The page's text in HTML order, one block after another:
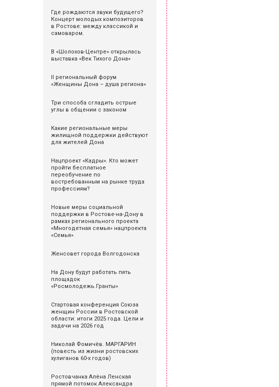
Где рождаются звуки будущего?
Концерт молодых композиторов
в Ростове: между классикой и
самоваром.
В «Шолохов-Центре» открылась
выставка «Век Тихого Дона»
II региональный форум
«Женщины Дона – душа региона»
Три способа сгладить острые
углы в общении с законом
Какие региональные меры
жилищной поддержки действуют
для жителей Дона
Нацпроект «Кадры». Кто может
пройти бесплатное
переобучение по
востребованным на рынке труда
профессиям?
Новые меры социальной
поддержки в Ростове-на-Дону в
рамках регионального проекта
«Многодетная семья» нацпроекта
«Семья»
Женсовет города Волгодонска
На Дону будут работать пять
площадок
«Росмолодежь.Гранты»
Стартовая конференция Союза
женщин России в Ростовской
области: итоги 2025 года. Цели и
задачи на 2026 год
Николай Фомичёв. МАРГАРИН
(повесть из жизни ростовских
хулиганов 60-х годов)
Ростовчанка Алёна Ленская
прямой потомок Александра